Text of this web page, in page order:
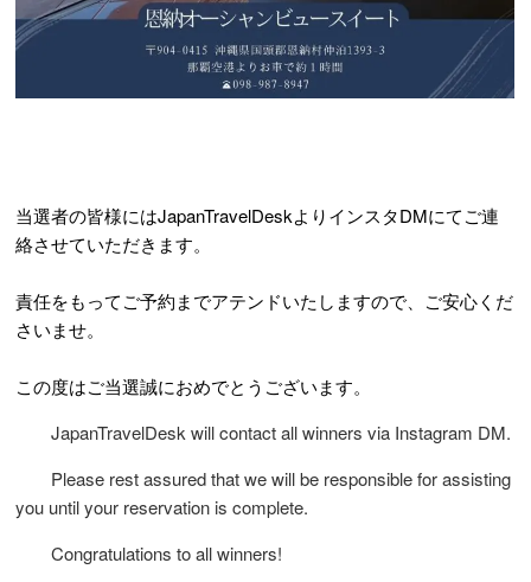
当選者の皆様にはJapanTravelDeskよりインスタDMにてご連
絡させていただきます。
責任をもってご予約までアテンドいたしますので、ご安心くだ
さいませ。
この度はご当選誠におめでとうございます。
JapanTravelDesk will contact all winners via Instagram DM.
Please rest assured that we will be responsible for assisting
you until your reservation is complete.
Congratulations to all winners!